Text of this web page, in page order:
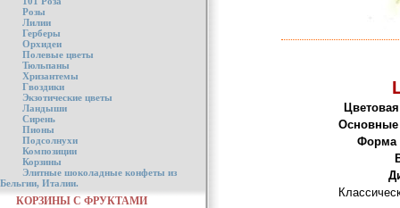
Розы
Лилии
Герберы
Орхидеи
Полевые цветы
Тюльпаны
Хризантемы
Гвоздики
Экзотические цветы
Ландыши
Сирень
Пионы
Подсолнухи
Композиции
Корзины
Элитные шоколадные конфеты из
Бельгии, Италии.
КОРЗИНЫ С ФРУКТАМИ
Основные
Форма